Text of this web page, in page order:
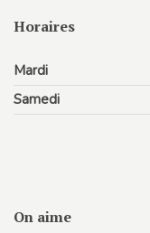
Horaires
Mardi
Samedi
On aime